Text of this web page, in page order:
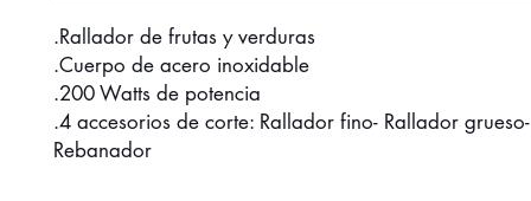
.Rallador de frutas y verduras
.Cuerpo de acero inoxidable
.200 Watts de potencia
.4 accesorios de corte: Rallador fino- Rallador
Rebanador